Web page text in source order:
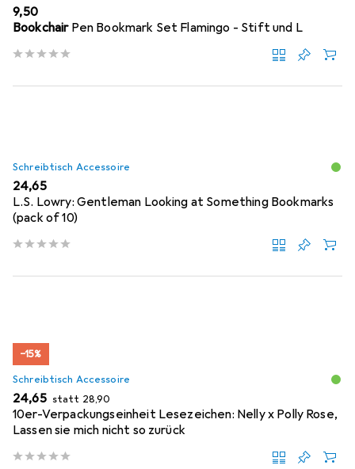
EUR
9,50
Bookchair Pen Bookmark Set Flamingo - Stift und L
Schreibtisch Accessoire
EUR
24,65
L.S. Lowry: Gentleman Looking at Something Bookmarks
(pack of 10)
−15%
Schreibtisch Accessoire
EUR
24,65 statt EUR
28,90
10er-Verpackungseinheit Lesezeichen: Nelly x Polly Rose,
Lassen sie mich nicht so zurück